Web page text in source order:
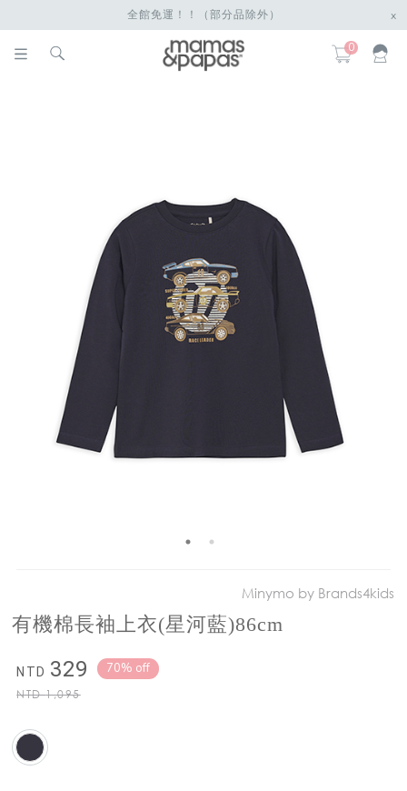
全館免運！！（部分品除外） x
0
Minymo by Brands4kids
有機棉長袖上衣(星河藍)86cm
NTD 329
NTD1,095
70% off